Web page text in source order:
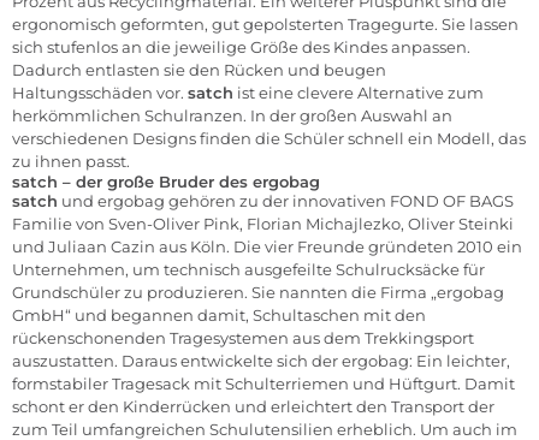
ergonomisch geformten, gut gepolsterten Tragegurte. Sie lassen
sich stufenlos an die jeweilige Größe des Kindes anpassen.
Dadurch entlasten sie den Rücken und beugen
Haltungsschäden vor. satch ist eine clevere Alternative zum
herkömmlichen Schulranzen. In der großen Auswahl an
verschiedenen Designs finden die Schüler schnell ein Modell, das
zu ihnen passt.
satch – der große Bruder des ergobag
satch und ergobag gehören zu der innovativen FOND OF BAGS
Familie von Sven-Oliver Pink, Florian Michajlezko, Oliver Steinki
und Juliaan Cazin aus Köln. Die vier Freunde gründeten 2010 ein
Unternehmen, um technisch ausgefeilte Schulrucksäcke für
Grundschüler zu produzieren. Sie nannten die Firma „ergobag
GmbH“ und begannen damit, Schultaschen mit den
rückenschonenden Tragesystemen aus dem Trekkingsport
auszustatten. Daraus entwickelte sich der ergobag: Ein leichter,
formstabiler Tragesack mit Schulterriemen und Hüftgurt. Damit
schont er den Kinderrücken und erleichtert den Transport der
zum Teil umfangreichen Schulutensilien erheblich. Um auch im